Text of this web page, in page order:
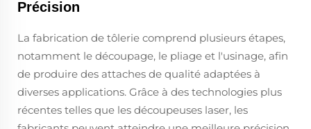
Précision
La fabrication de tôlerie comprend plusieurs étapes,
notamment le découpage, le pliage et l'usinage, afin
de produire des attaches de qualité adaptées à
diverses applications. Grâce à des technologies plus
récentes telles que les découpeuses laser, les